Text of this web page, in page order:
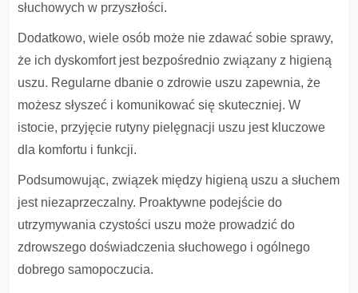
słuchowych w przyszłości.
Dodatkowo, wiele osób może nie zdawać sobie sprawy,
że ich dyskomfort jest bezpośrednio związany z higieną
uszu. Regularne dbanie o zdrowie uszu zapewnia, że
możesz słyszeć i komunikować się skuteczniej. W
istocie, przyjęcie rutyny pielęgnacji uszu jest kluczowe
dla komfortu i funkcji.
Podsumowując, związek między higieną uszu a słuchem
jest niezaprzeczalny. Proaktywne podejście do
utrzymywania czystości uszu może prowadzić do
zdrowszego doświadczenia słuchowego i ogólnego
dobrego samopoczucia.